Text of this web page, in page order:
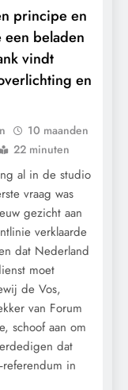
principe en
beladen
vindt
en
10 maanden
22 minuten
al in de studio
vraag was
gezicht aan
verklaarde
dat Nederland
moet
de Vos,
van Forum
schoof aan om
dat
in